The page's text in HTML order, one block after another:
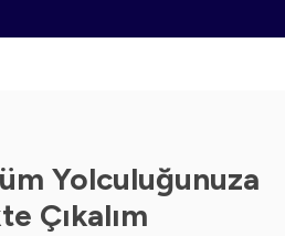
Yolculuğunuza
Çıkalım